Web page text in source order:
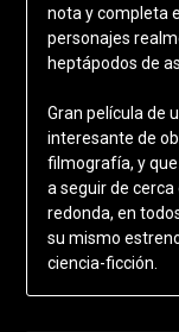
nota y completa
personajes
heptápodos de
Gran película de
interesante de
filmografía, y
a seguir de cerca
redonda, en
su mismo
ciencia-ficción.